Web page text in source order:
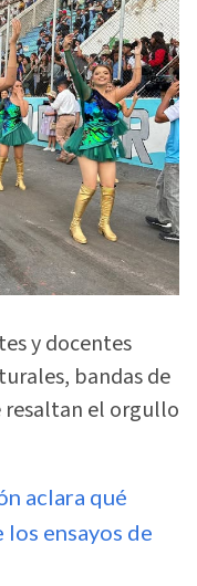
y docentes
bandas de
resaltan el orgullo
aclara qué
los ensayos de